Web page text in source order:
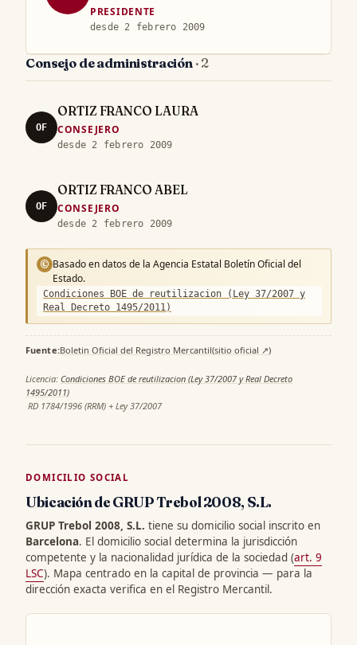
PRESIDENTE
desde 2 febrero 2009
Consejo de administración · 2
OF
ORTIZ FRANCO LAURA
CONSEJERO
desde 2 febrero 2009
OF
ORTIZ FRANCO ABEL
CONSEJERO
desde 2 febrero 2009
© Basado en datos de la Agencia Estatal Boletín Oficial del
Estado.
Condiciones BOE de reutilizacion (Ley 37/2007 y
Real Decreto 1495/2011)
Fuente:Boletin Oficial del Registro Mercantil(sitio oficial ↗)·
Licencia: Condiciones BOE de reutilizacion (Ley 37/2007 y Real Decreto
1495/2011)
·RD 1784/1996 (RRM) + Ley 37/2007
DOMICILIO SOCIAL
Ubicación de GRUP Trebol 2008, S.L.
GRUP Trebol 2008, S.L. tiene su domicilio social inscrito en
Barcelona. El domicilio social determina la jurisdicción
competente y la nacionalidad jurídica de la sociedad (art. 9
LSC). Mapa centrado en la capital de provincia — para la
dirección exacta verifica en el Registro Mercantil.